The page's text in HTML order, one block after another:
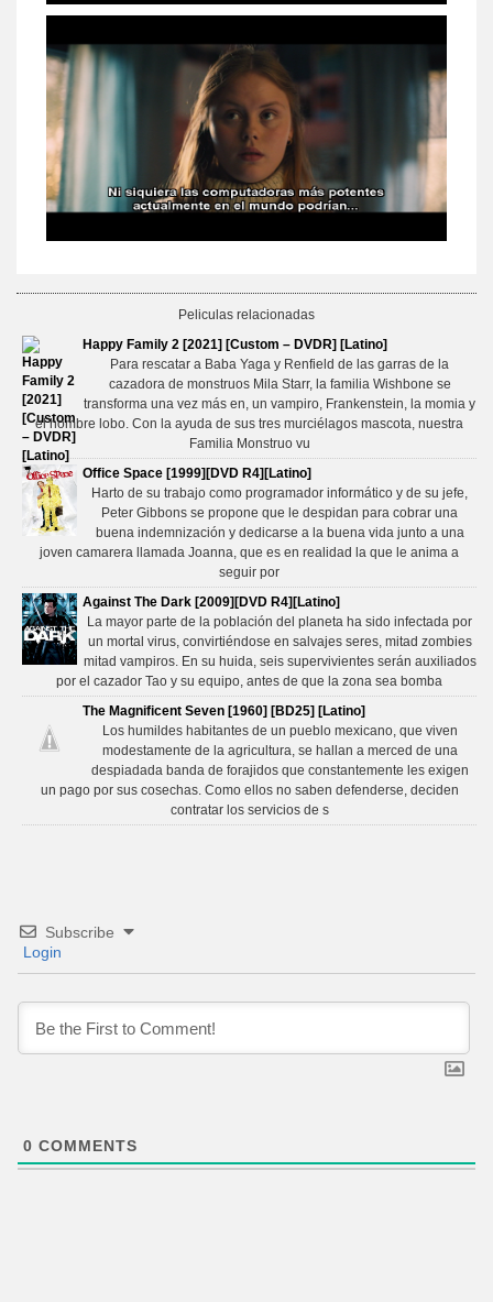
Peliculas relacionadas
Happy Family 2 [2021] [Custom – DVDR] [Latino]
Para rescatar a Baba Yaga y Renfield de las garras de la
cazadora de monstruos Mila Starr, la familia Wishbone se
transforma una vez más en, un vampiro, Frankenstein, la momia y
el hombre lobo. Con la ayuda de sus tres murciélagos mascota, nuestra
Familia Monstruo vu
Office Space [1999][DVD R4][Latino]
Harto de su trabajo como programador informático y de su jefe,
Peter Gibbons se propone que le despidan para cobrar una
buena indemnización y dedicarse a la buena vida junto a una
joven camarera llamada Joanna, que es en realidad la que le anima a
seguir por
Against The Dark [2009][DVD R4][Latino]
La mayor parte de la población del planeta ha sido infectada por
un mortal virus, convirtiéndose en salvajes seres, mitad zombies
mitad vampiros. En su huida, seis supervivientes serán auxiliados
por el cazador Tao y su equipo, antes de que la zona sea bomba
The Magnificent Seven [1960] [BD25] [Latino]
Los humildes habitantes de un pueblo mexicano, que viven
modestamente de la agricultura, se hallan a merced de una
despiadada banda de forajidos que constantemente les exigen
un pago por sus cosechas. Como ellos no saben defenderse, deciden
contratar los servicios de s
Subscribe
Login
0 COMMENTS